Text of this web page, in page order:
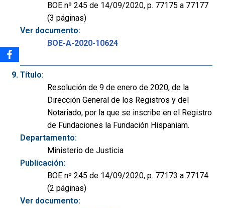
BOE nº 245 de 14/09/2020, p. 77175 a 77177
(3 páginas)
Ver documento:
BOE-A-2020-10624
Título:
Resolución de 9 de enero de 2020, de la
Dirección General de los Registros y del
Notariado, por la que se inscribe en el Registro
de Fundaciones la Fundación Hispaniam.
Departamento:
Ministerio de Justicia
Publicación:
BOE nº 245 de 14/09/2020, p. 77173 a 77174
(2 páginas)
Ver documento: